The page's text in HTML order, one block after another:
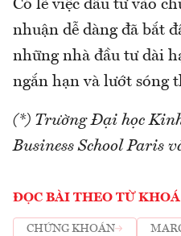
Có lẽ việc đầu tư vào
nhuận dễ dàng đã bắt
những nhà đầu tư dài
ngắn hạn và lướt sóng
(*) Trường Đại học
Business School Paris
ĐỌC BÀI THEO TỪ KHOÁ
CHỨNG KHOÁN